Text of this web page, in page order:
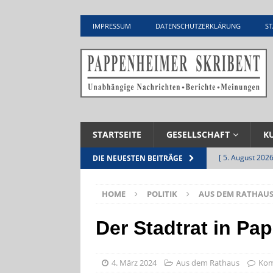
IMPRESSUM DATENSCHUTZERKLÄRUNG
STARTSEITE GESELLSCHAFT
DIE NEUESTEN BEITRÄGE [ 5. August
[ 4. August 2026
[ 4. August
ankommen
HOME POLITIK AUS DEM RATHAUS
Der Stadtrat in
4. März 2024 Aus dem Rathaus